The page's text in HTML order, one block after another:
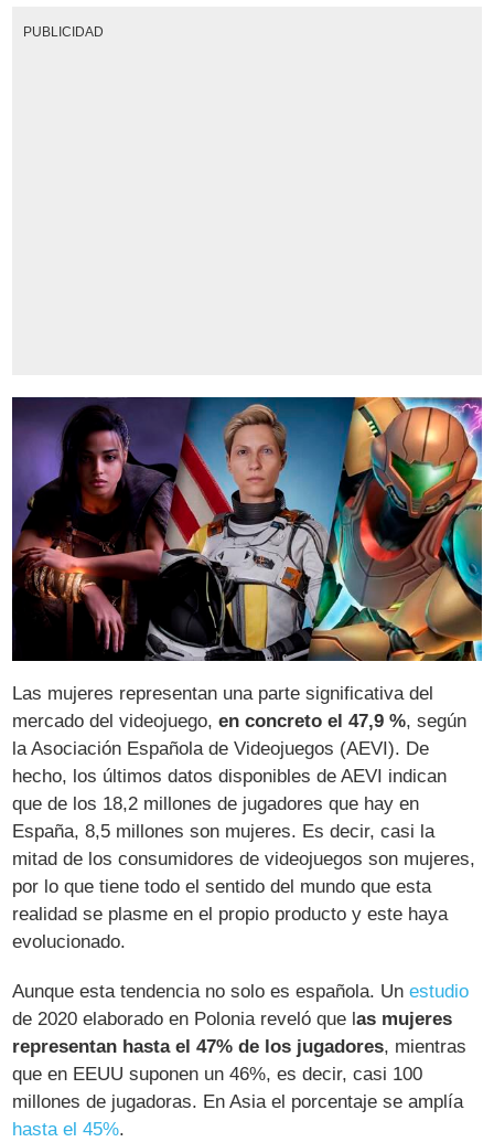
PUBLICIDAD
Las mujeres representan una parte significativa del
mercado del videojuego,en concreto el 47,9 %, según
la Asociación Española de Videojuegos (AEVI). De
hecho, los últimos datos disponibles de AEVI indican
que de los 18,2 millones de jugadores que hay en
España, 8,5 millones son mujeres. Es decir, casi la
mitad de los consumidores de videojuegos son mujeres,
por lo que tiene todo el sentido del mundo que esta
realidad se plasme en el propio producto y este haya
evolucionado.
Aunque esta tendencia no solo es española. Unestudio
de 2020 elaborado en Polonia reveló que las mujeres
representan hasta el 47% de los jugadores, mientras
que en EEUU suponen un 46%, es decir, casi 100
millones de jugadoras. En Asia el porcentaje se amplía
hasta el 45%.